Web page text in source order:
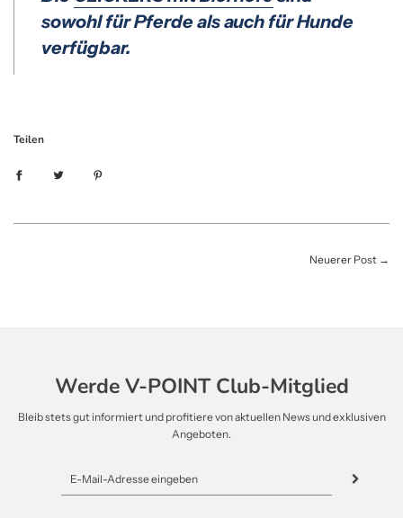
sowohl für Pferde als auch für Hunde
verfügbar.
Teilen
Neuerer Post →
Werde V-POINT Club-Mitglied
Bleib stets gut informiert und profitiere von aktuellen News und exklusiven
Angeboten.